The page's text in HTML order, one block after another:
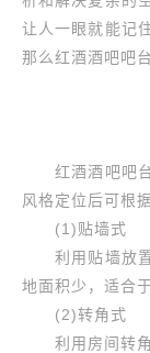
让人一眼就能记
那么红酒酒吧吧
红酒酒吧吧台
风格定位后可根
(1)贴墙式
利用贴墙放置
地面积少，适合
(2)转角式
利用房间转角